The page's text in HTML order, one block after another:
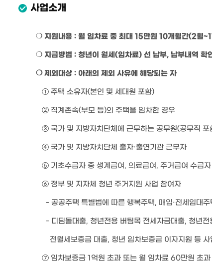
사업소개
❍ 지원내용 : 월 임차료 중 최대 15만원 10개월간(2월
❍ 지급방법 : 청년이 월세 (임차료) 선 납부, 납부내역 확
❍ 제외대상 : 아래의 제외 사유에 해당되는 자
① 주택 소유자(본인 및 세대원 포함)
② 직계존속(부모 등)의 주택을 임차한 경우
③ 국가 및 지방자치단체에 근무하는 공무원(공무직 포
④ 국가 및 지방자치단체 출자·출연기관 근무자
⑤ 기초수급자 중 생계급여, 의료급여, 주거급여 수급자
⑥ 정부 및 지자체 청년 주거지원 사업 참여자
- 공공주택 특별법에 따른 행복주택, 매입·전세임대주
- 디딤돌대출, 청년전용 버팀목 전세자금대출, 청년전
전월세보증금 대출, 청년 임차보증금 이자지원 등 사
⑦ 임차보증금 1 억원 초과 또는 월 임차료 60만원 초과